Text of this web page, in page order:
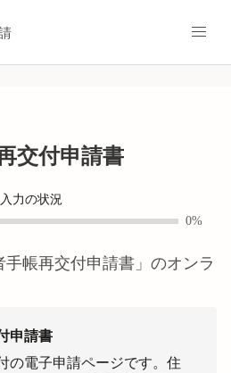
交付申請書
入力の状況
0%
手帳再交付申請書 」のオンラ
申請書
の電子申請ページです。住